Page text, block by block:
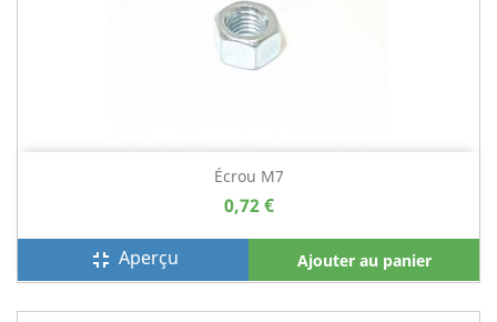
Écrou M7
0,72 €
fullscreen_exit Aperçu Ajouter au panier